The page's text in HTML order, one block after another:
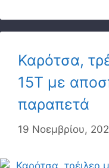
Καρότσα,
15Τ με
παραπετά
19 Νοεμβρίου,